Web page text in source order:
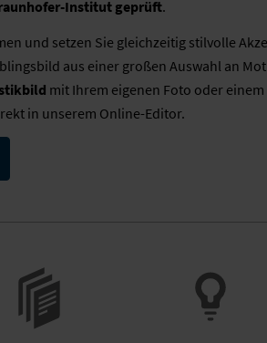
Institut geprüft.
und setzen Sie gleichzeitig stilvolle
aus einer großen Auswahl an
mit Ihrem eigenen Foto oder
in unserem Online-Editor.